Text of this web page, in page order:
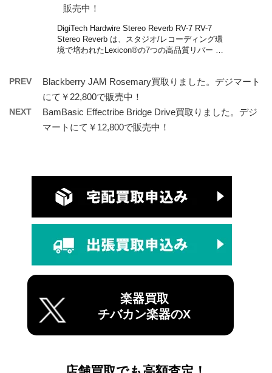
販売中！
DigiTech Hardwire Stereo Reverb RV-7 RV-7
Stereo Reverb は、スタジオ/レコーディング環
境で培われたLexicon®の7つの高品質リバー …
PREV
Blackberry JAM Rosemary買取りました。デジマート
にて￥22,800で販売中！
NEXT
BamBasic Effectribe Bridge Drive買取りました。デジ
マートにて￥12,800で販売中！
楽器買取
チバカン楽器のX